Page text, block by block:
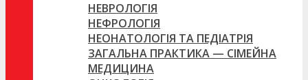
НЕВРОЛОГІЯ
НЕФРОЛОГІЯ
НЕОНАТОЛОГІЯ ТА ПЕДІАТРІЯ
ЗАГАЛЬНА ПРАКТИКА — СІМЕЙНА
МЕДИЦИНА